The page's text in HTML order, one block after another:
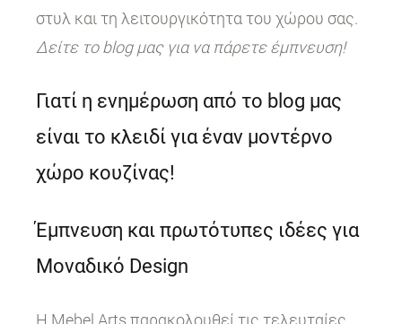
στυλ και τη λειτουργικότητα του χώρου σας.
Δείτε το blog μας για να πάρετε έμπνευση!
Γιατί η ενημέρωση από το blog μας
είναι το κλειδί για έναν μοντέρνο
χώρο κουζίνας!
Έμπνευση και πρωτότυπες ιδέες για
Μοναδικό Design
Η Mebel Arts παρακολουθεί τις τελευταίες